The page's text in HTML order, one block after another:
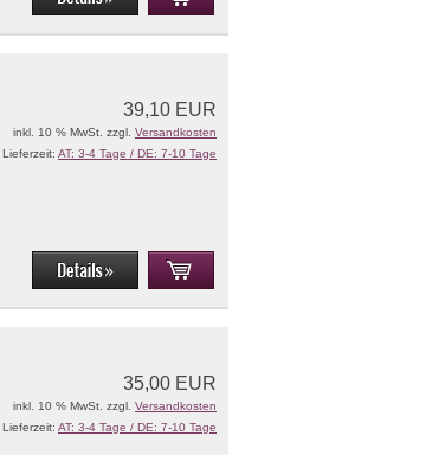
39,10 EUR
inkl. 10 % MwSt. zzgl. Versandkosten
Lieferzeit: AT: 3-4 Tage / DE: 7-10 Tage
35,00 EUR
inkl. 10 % MwSt. zzgl. Versandkosten
Lieferzeit: AT: 3-4 Tage / DE: 7-10 Tage